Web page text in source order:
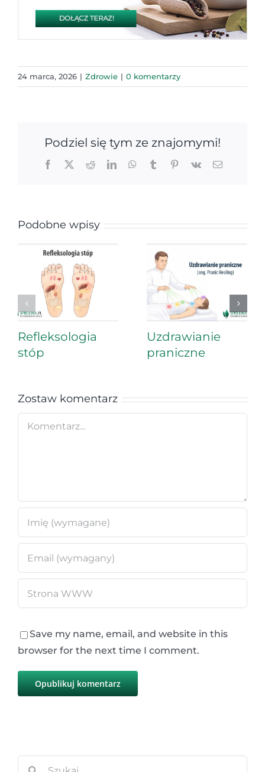
24 marca, 2026 | Zdrowie | 0 komentarzy
Podziel się tym ze znajomymi!
Facebook
X RedditLinkedInWhatsApp
TumblrPinterest
Vk Email
Podobne wpisy
Refleksologia
stóp
Uzdrawianie
praniczne
Zostaw komentarz
Comment
Save my name, email, and website in this
browser for the next time I comment.